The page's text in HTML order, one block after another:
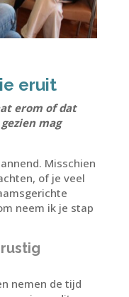
eruit
erom of dat
mag
Misschien
of je veel
neem ik je stap
nemen de tijd